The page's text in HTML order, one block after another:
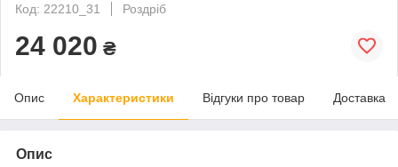
Код: 22210_31
Роздріб
24 020 ₴
Опис Характеристики Відгуки про товар Доставка
Опис